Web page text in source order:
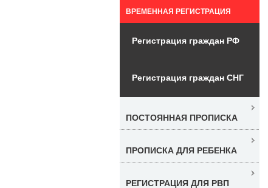
ВРЕМЕННАЯ РЕГИСТРАЦИЯ
Регистрация граждан РФ
Регистрация граждан СНГ
ПОСТОЯННАЯ ПРОПИСКА
ПРОПИСКА ДЛЯ РЕБЕНКА
РЕГИСТРАЦИЯ ДЛЯ РВП